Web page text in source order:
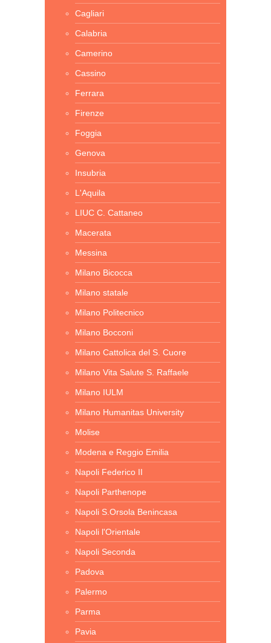
Cagliari
Calabria
Camerino
Cassino
Ferrara
Firenze
Foggia
Genova
Insubria
L'Aquila
LIUC C. Cattaneo
Macerata
Messina
Milano Bicocca
Milano statale
Milano Politecnico
Milano Bocconi
Milano Cattolica del S. Cuore
Milano Vita Salute S. Raffaele
Milano IULM
Milano Humanitas University
Molise
Modena e Reggio Emilia
Napoli Federico II
Napoli Parthenope
Napoli S.Orsola Benincasa
Napoli l'Orientale
Napoli Seconda
Padova
Palermo
Parma
Pavia